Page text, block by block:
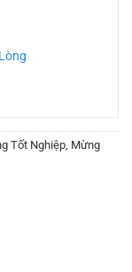
Tốt Nghiệp, Mừng